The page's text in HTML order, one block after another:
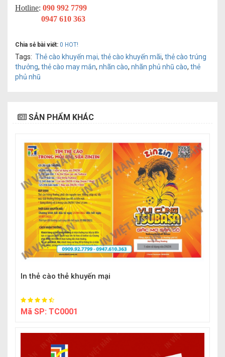
Hotline: 090 992 7799
0947 610 363
Chia sẻ bài viết: 0 HOT!
Tags: Thẻ cào khuyến mại, thẻ cào khuyến mãi, thẻ cào trúng
thưởng, thẻ cào may mắn, nhãn cào, nhãn phủ nhũ cào, thẻ
phủ nhũ
SẢN PHẨM KHÁC
In thẻ cào thẻ khuyến mại
Mã SP: TC0001